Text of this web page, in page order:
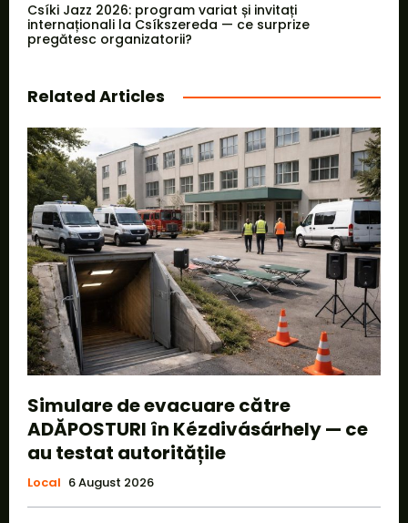
Csíki Jazz 2026: program variat și invitați
internaționali la Csíkszereda — ce surprize
pregătesc organizatorii?
Related Articles
Simulare de evacuare către
ADĂPOSTURI în Kézdivásárhely — ce
au testat autoritățile
Local 6 August 2026